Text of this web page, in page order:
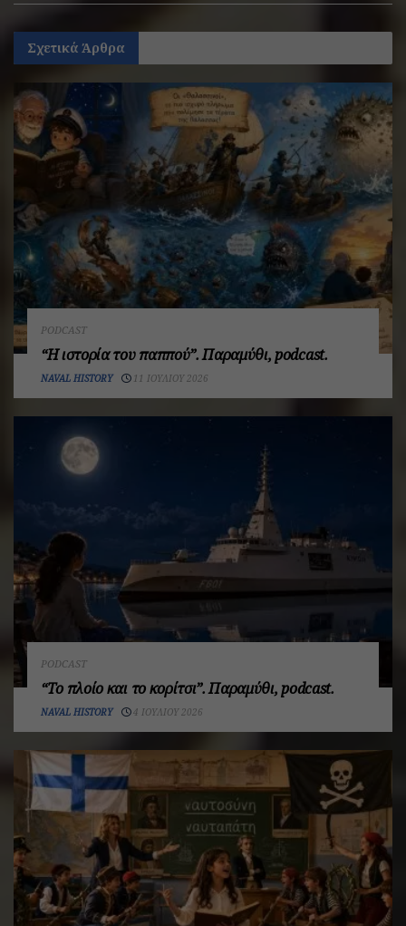
Σχετικά Άρθρα
PODCAST
“Η ιστορία του παππού”. Παραμύθι, podcast.
NAVAL HISTORY 11 ΙΟΥΛΊΟΥ 2026
PODCAST
“Το πλοίο και το κορίτσι”. Παραμύθι, podcast.
NAVAL HISTORY 4 ΙΟΥΛΊΟΥ 2026